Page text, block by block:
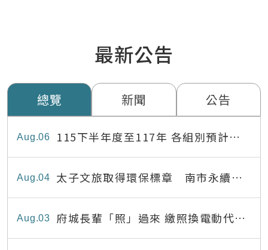
最新公告
總覽 新聞 公告
06
Aug
115下半年度至117年 各組別預計出
缺員額表
04
Aug
太子文旅取得環保標章 南市永續旅
宿達22家
03
Aug
府城長輩「照」過來 繳照換電動代步
最高補助8,000元